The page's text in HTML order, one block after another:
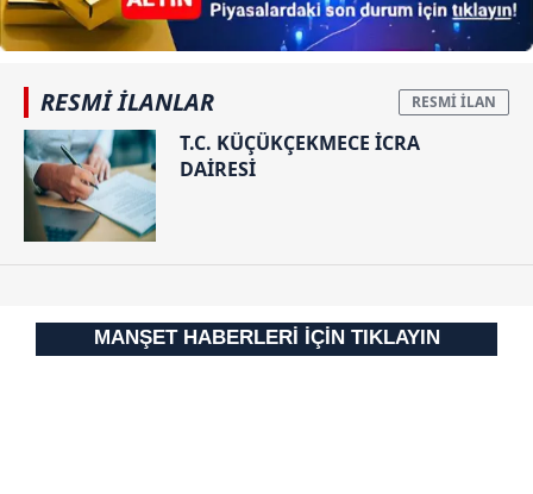
RESMİ İLANLAR
T.C. KÜÇÜKÇEKMECE İCRA
DAİRESİ
MANŞET HABERLERİ İÇİN TIKLAYIN